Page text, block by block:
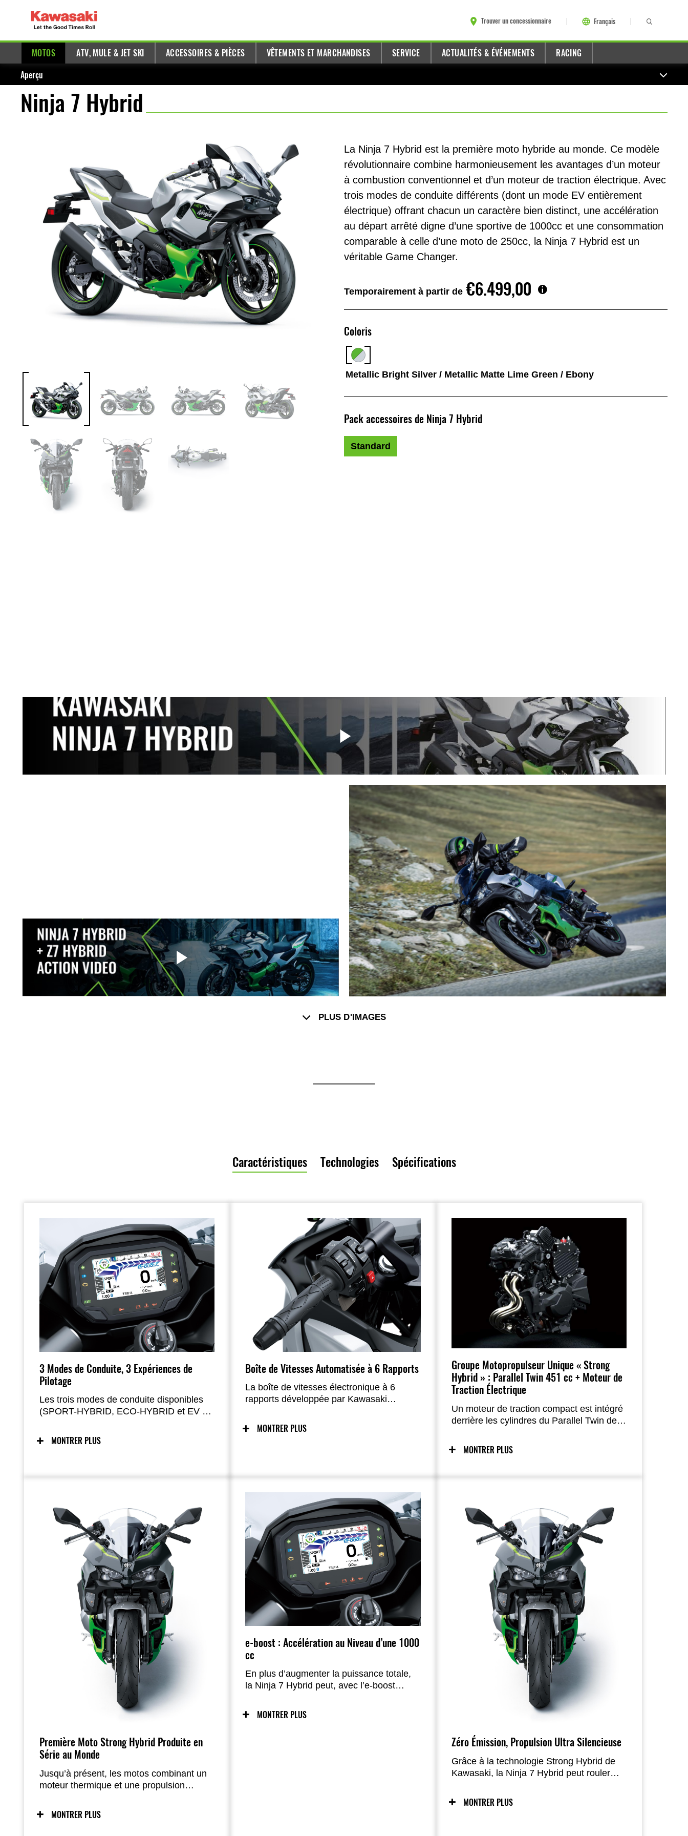
Trouver un concessionnaire Français
MOTOS ATV, MULE & JET SKI ACCESSOIRES & PIÈCES VÊTEMENTS ET MARCHANDISES SERVICE ACTUALITÉS & ÉVÉNEMENTS RACING
Aperçu
Ninja 7 Hybrid
La Ninja 7 Hybrid est la première moto hybride au monde. Ce modèle
révolutionnaire combine harmonieusement les avantages d’un moteur
à combustion conventionnel et d’un moteur de traction électrique. Avec
trois modes de conduite différents (dont un mode EV entièrement
électrique) offrant chacun un caractère bien distinct, une accélération
au départ arrêté digne d’une sportive de 1000cc et une consommation
comparable à celle d’une moto de 250cc, la Ninja 7 Hybrid est un
véritable Game Changer.
Temporairement à partir de €6.499,00
Coloris
Metallic Bright Silver / Metallic Matte Lime Green / Ebony
Pack accessoires de Ninja 7 Hybrid
Standard
PLUS D'IMAGES
Caractéristiques Technologies Spécifications
3 Modes de Conduite, 3 Expériences de
Pilotage
Les trois modes de conduite disponibles
(SPORT-HYBRID, ECO-HYBRID et EV à
offrent la polyvalence nécessaire pour
s’adapter à un large éventail de situations
MONTRER PLUS
Boîte de Vitesses Automatisée à 6 Rapports
La boîte de vitesses électronique à 6
rapports développée par Kawasaki
changement propre qui gère
automatiquement les rapports et
et le contrôle.
MONTRER PLUS
Groupe Motopropulseur Unique « Strong
Hybrid » : Parallel Twin 451 cc + Moteur de
Traction Électrique
Un moteur de traction compact est intégré
derrière les cylindres du Parallel Twin de
première sur une moto. Le moteur
thermique et le moteur électrique de
MONTRER PLUS
Première Moto Strong Hybrid Produite en
Série au Monde
Jusqu’à présent, les motos combinant un
moteur thermique et une propulsion
fonctionner de manière totalement
indépendante. La technologie Strong
MONTRER PLUS
e-boost : Accélération au Niveau d’une 1000
cc
En plus d’augmenter la puissance totale,
la Ninja 7 Hybrid peut, avec l’e-boost
d’une sportive 1000 cc.
MONTRER PLUS
Zéro Émission, Propulsion Ultra Silencieuse
Grâce à la technologie Strong Hybrid de
Kawasaki, la Ninja 7 Hybrid peut rouler
souhaité. En EV Mode, elle fonctionne
sans émissions et presque en silence,
MONTRER PLUS